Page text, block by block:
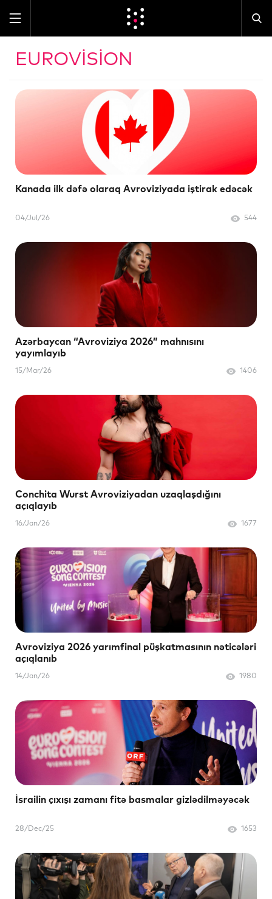
EUROVISION
Kanada ilk dəfə olaraq Avroviziyada iştirak edəcək
04/Jul/26 544
Azərbaycan “Avroviziya 2026” mahnısını
yayımlayıb
15/Mar/26 1406
Conchita Wurst Avroviziyadan uzaqlaşdığını
açıqlayıb
16/Jan/26 1677
Avroviziya 2026 yarımfinal püşkatmasının nəticələri
açıqlanıb
14/Jan/26 1980
İsrailin çıxışı zamanı fitə basmalar gizlədilməyəcək
28/Dec/25 1653